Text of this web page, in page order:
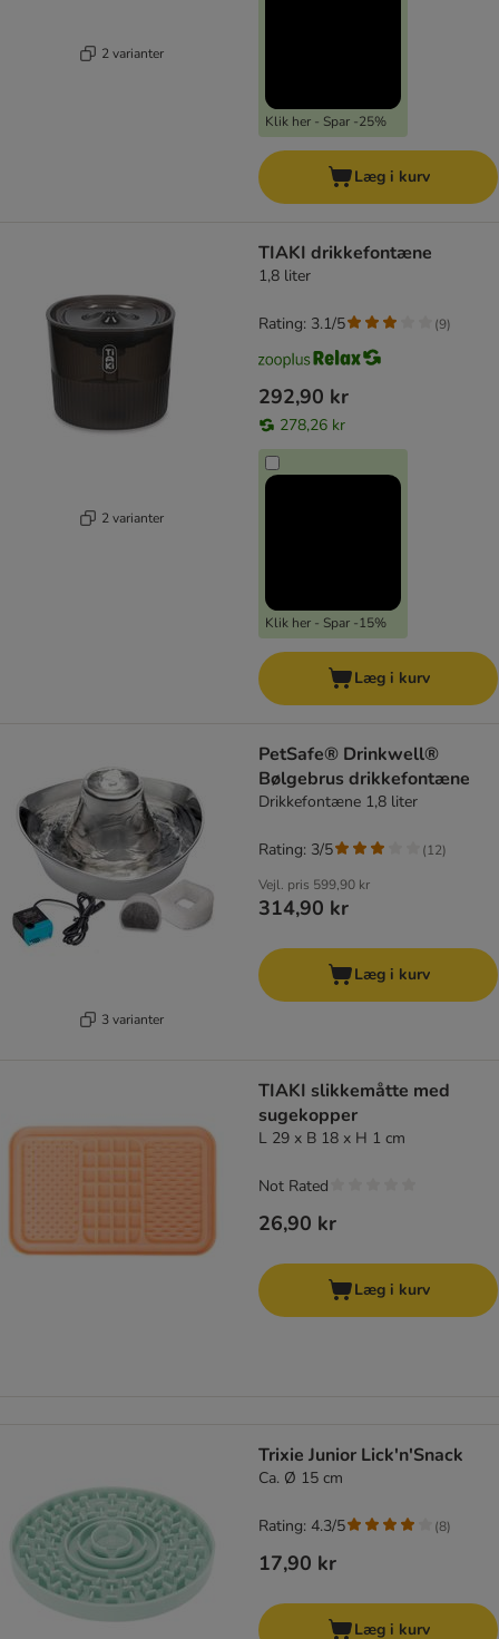
2 varianter
Klik her - Spar -25%
Læg i kurv
2 varianter
TIAKI drikkefontæne
1,8 liter
292,90 kr
278,26 kr
Klik her - Spar -15%
Rating: 3.1/5 (9)
Læg i kurv
3 varianter
PetSafe® Drinkwell®
Bølgebrus drikkefontæne
Drikkefontæne 1,8 liter
Vejl. pris 599,90 kr
314,90 kr
Rating: 3/5 (12)
Læg i kurv
TIAKI slikkemåtte med
sugekopper
L 29 x B 18 x H 1 cm
26,90 kr
Not Rated
Læg i kurv
Trixie Junior Lick'n'Snack
Ca. Ø 15 cm
17,90 kr
Rating: 4.3/5 (8)
Læg i kurv